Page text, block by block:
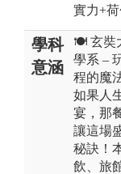
實力+荷
學科
意涵
🍽️ 玄奘
學系 –
程的魔
如果人
宴，那
讓這場
秘訣！
飲、旅